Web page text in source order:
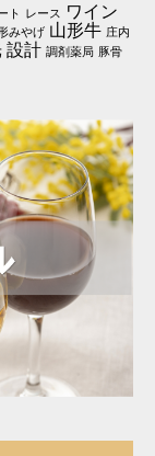
ト レース
ワイン
みやげ 山形牛 庄内
設計 調剤薬局 豚骨